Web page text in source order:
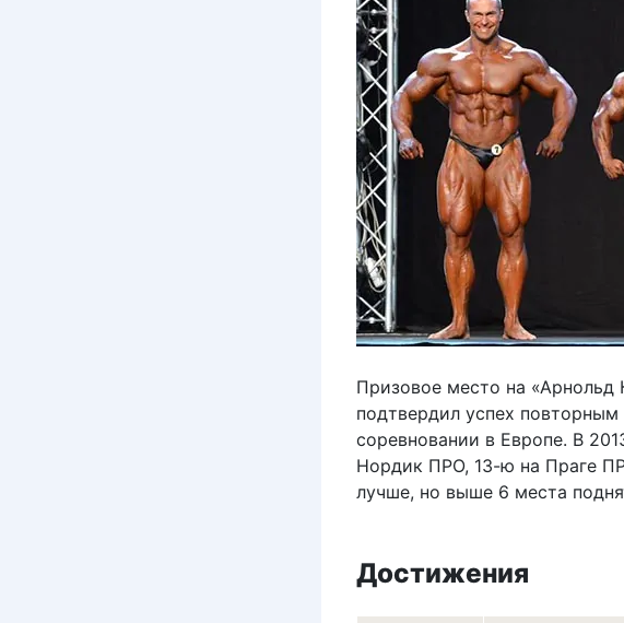
Призовое место на «Арнольд
подтвердил успех
соревновании в Европе. В
Нордик ПРО, 13-ю на Праге
лучше, но выше 6 места
Достижения